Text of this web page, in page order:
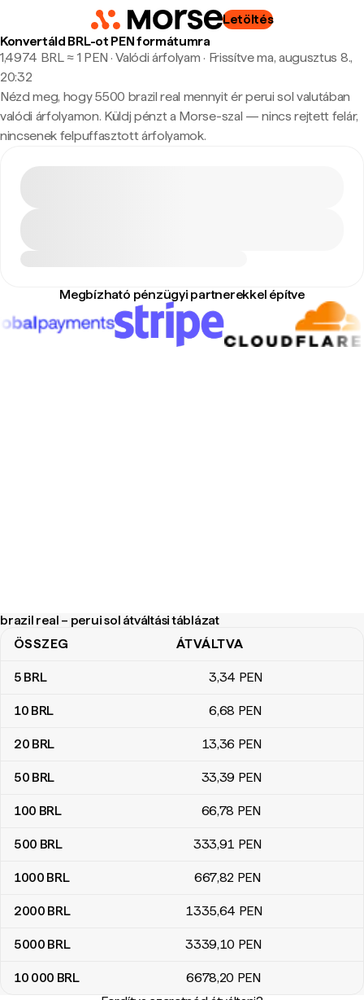
Letöltés
Konvertáld BRL-ot PEN formátumra
1,4974 BRL ≈ 1 PEN · Valódi árfolyam · Frissítve ma, augusztus 8.,
20:32
Nézd meg, hogy 5500 brazil real mennyit ér perui sol valutában
valódi árfolyamon. Küldj pénzt a Morse-szal — nincs rejtett felár,
nincsenek felpuffasztott árfolyamok.
Megbízható pénzügyi partnerekkel építve
brazil real – perui sol átváltási táblázat
brazil real – perui sol átváltási táblázat
ÖSSZEG ÁTVÁLTVA
5 BRL 3,34 PEN
10 BRL 6,68 PEN
20 BRL 13,36 PEN
50 BRL 33,39 PEN
100 BRL 66,78 PEN
500 BRL 333,91 PEN
1000 BRL 667,82 PEN
2000 BRL 1335,64 PEN
5000 BRL 3339,10 PEN
10 000 BRL 6678,20 PEN